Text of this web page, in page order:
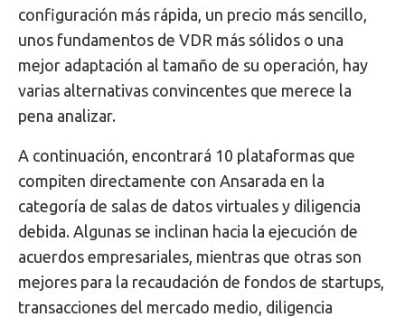
configuración más rápida, un precio más sencillo,
unos fundamentos de VDR más sólidos o una
mejor adaptación al tamaño de su operación, hay
varias alternativas convincentes que merece la
pena analizar.
A continuación, encontrará 10 plataformas que
compiten directamente con Ansarada en la
categoría de salas de datos virtuales y diligencia
debida. Algunas se inclinan hacia la ejecución de
acuerdos empresariales, mientras que otras son
mejores para la recaudación de fondos de startups,
transacciones del mercado medio, diligencia